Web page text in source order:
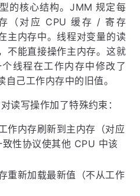
的核心结构。JMM 规定每
（对应 CPU 缓存 / 寄存
主内存中。线程对变量的读
不能直接操作主内存。这就
线程在工作内存中修改了
己工作内存中的旧值。
读写操作加了特殊约束：
作内存刷新到主内存（对应
性协议使其他 CPU 中该
重新加载最新值（不从工作